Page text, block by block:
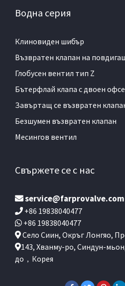
Водна серия
Клиновиден шибър
Възвратен клапан на
Глобусен вентил тип Z
Бътерфлай клапа с двоен
Завъртащ се възвратен
Безшумен възвратен клапан
Месингов вентил
Свържете се с нас
service@farprovalve.com
+86 19838040477
+86 19838040477
Село Сиин, Окръг Лонгяо,
143, Хванму-ро, Синдун-
до，Корея